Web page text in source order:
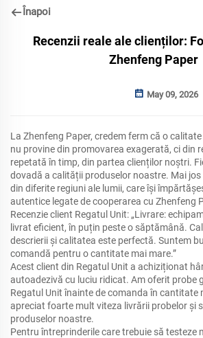
Înapoi
Recenzii reale ale clienților:
Zhenfeng Paper
May 09, 2026
La Zhenfeng Paper, credem ferm că o
nu provine din promovarea exagerată, ci din
repetată în timp, din partea clienților noștri.
dovadă a calității produselor noastre. Mai
din diferite regiuni ale lumii, care își
autentice legate de cooperarea cu Zhenfeng
Recenzie client Regatul Unit: „Livrare:
livrat eficient, în puțin peste o săptămână.
descrierii și calitatea este perfectă. Suntem
comandă pentru o cantitate mai mare.”
Acest client din Regatul Unit a achiziționat
autoadezivă cu luciu ridicat. Am oferit probe
Regatul Unit înainte de comanda în cantitate
apreciat foarte mult viteza livrării probelor și
produselor noastre.
Pentru întreprinderile care trebuie să testeze